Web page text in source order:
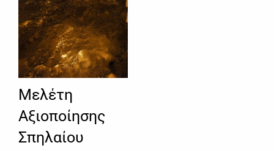
Μελέτη
Αξιοποίησης
Σπηλαίου